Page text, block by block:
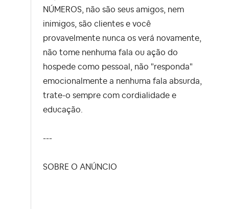
NÚMEROS, não são seus amigos, nem
inimigos, são clientes e você
provavelmente nunca os verá novamente,
não tome nenhuma fala ou ação do
hospede como pessoal, não "responda"
emocionalmente a nenhuma fala absurda,
trate-o sempre com cordialidade e
educação.
---
SOBRE O ANÚNCIO